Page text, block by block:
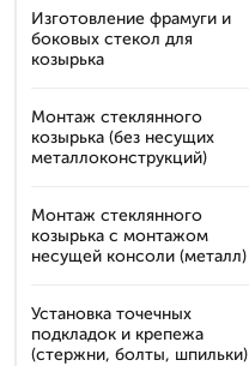
Изготовление фрамуги и
боковых стекол для
козырька
Монтаж стеклянного
козырька (без несущих
металлоконструкций)
Монтаж стеклянного
козырька с монтажом
несущей консоли (металл)
Установка точечных
подкладок и крепежа
(стержни, болты, шпильки)